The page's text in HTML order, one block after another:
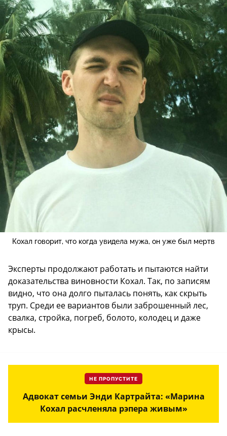
Кохал говорит, что когда увидела мужа, он уже был мертв
Эксперты продолжают работать и пытаются найти
доказательства виновности Кохал. Так, по записям
видно, что она долго пыталась понять, как скрыть
труп. Среди ее вариантов были заброшенный лес,
свалка, стройка, погреб, болото, колодец и даже
крысы.
НЕ ПРОПУСТИТЕ
Адвокат семьи Энди Картрайта: «Марина
Кохал расчленяла рэпера живым»